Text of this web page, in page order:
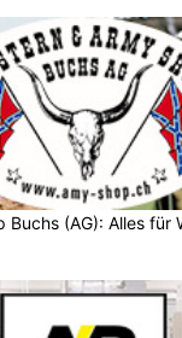
Buchs (AG): Alles für